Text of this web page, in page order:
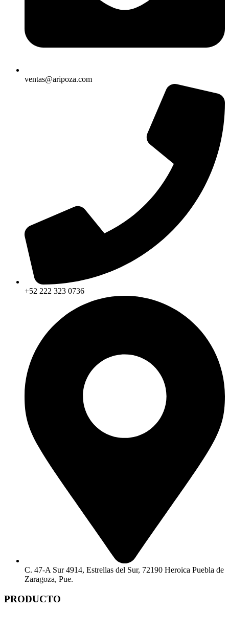
ventas@aripoza.com
+52 222 323 0736
C. 47-A Sur 4914, Estrellas del Sur, 72190 Heroica Puebla de
Zaragoza, Pue.
PRODUCTO